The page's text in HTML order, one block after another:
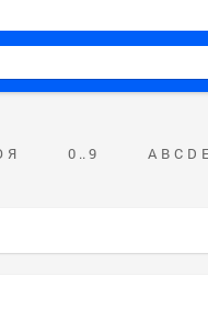
Я 0 .. 9 A B C D